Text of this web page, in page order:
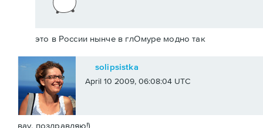
это в России нынче в глОмуре модно так
solipsistka
April 10 2009, 06:08:04 UTC
вау, поздравляю!)